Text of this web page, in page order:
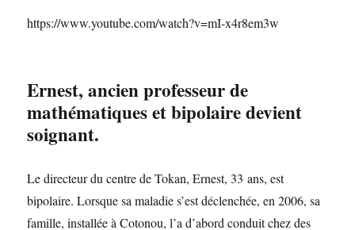
https://www.youtube.com/watch?v=mI-x4r8em3w
Ernest, ancien professeur de
mathématiques et bipolaire devient
soignant.
Le directeur du centre de Tokan, Ernest, 33 ans, est
bipolaire. Lorsque sa maladie s’est déclenchée, en 2006, sa
famille, installée à Cotonou, l’a d’abord conduit chez des